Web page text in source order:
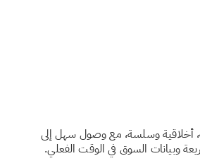
أخلاقية وسلسة، مع وصول سهل إلى
وبيانات السوق في الوقت الفعلي.